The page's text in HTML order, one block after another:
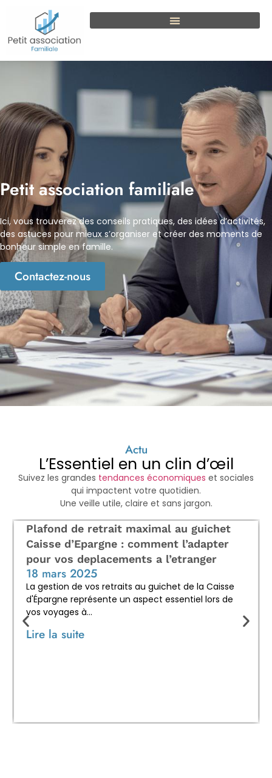
Petit association familiale
Ici, vous trouverez des conseils pratiques, des idées d’activités,
des astuces pour mieux s’organiser et créer des moments de
bonheur simple en famille.
Contactez-nous
Actu
L’Essentiel en un clin d’œil
Suivez les grandes tendances économiques et sociales
qui impactent votre quotidien.
Une veille utile, claire et sans jargon.
Plafond de retrait maximal au guichet
Caisse d’Epargne : comment l’adapter
pour vos deplacements a l’etranger
18 mars 2025
La gestion de vos retraits au guichet de la Caisse
d'Épargne représente un aspect essentiel lors de
vos voyages à...
Lire la suite